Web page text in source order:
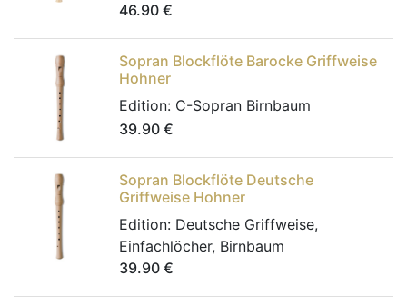
46.90 €
Sopran Blockflöte Barocke Griffweise
Hohner
Edition: C-Sopran Birnbaum
39.90 €
Sopran Blockflöte Deutsche
Griffweise Hohner
Edition: Deutsche Griffweise,
Einfachlöcher, Birnbaum
39.90 €